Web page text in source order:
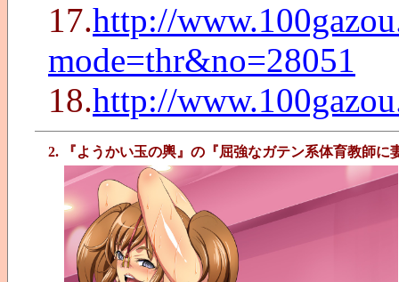
17.http://
mode=thr&no=28051
18.http://
2. 『ようかい玉の輿』の『屈強なガテン系体育教師に